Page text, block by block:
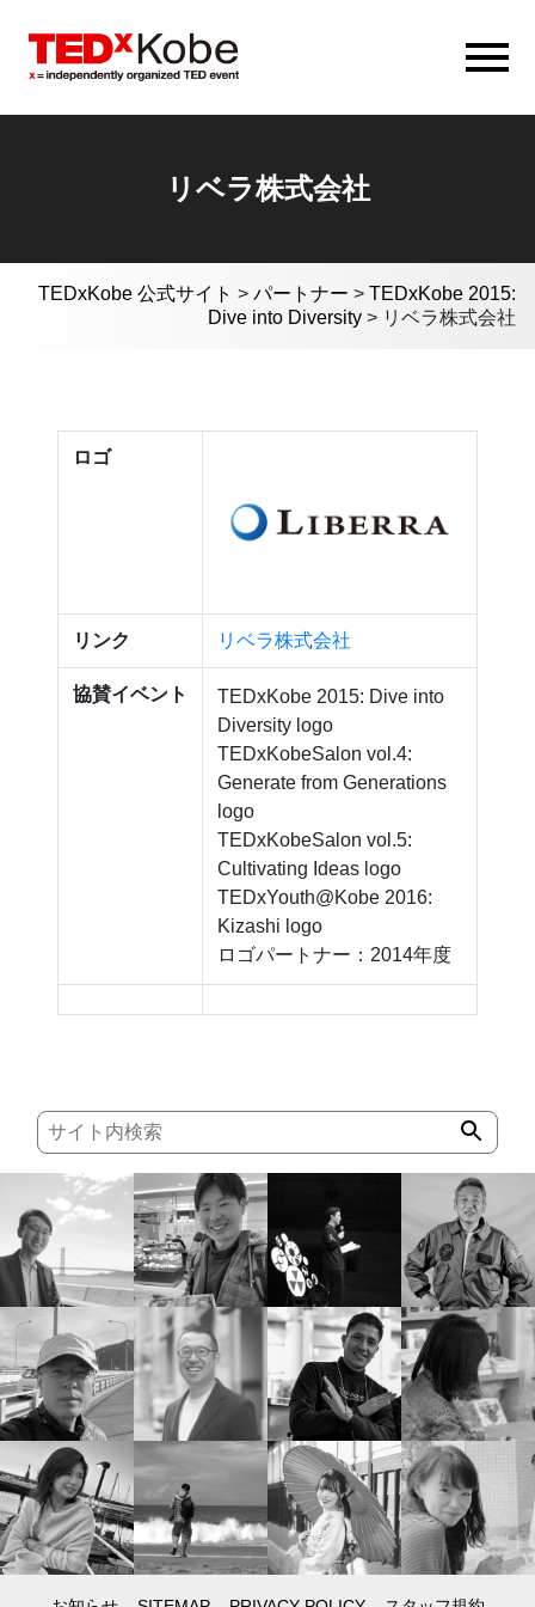
リベラ株式会社
TEDxKobe 公式サイト > パートナー > TEDxKobe 2015:
Dive into Diversity > リベラ株式会社
ロゴ
リンク リベラ株式会社
協賛イベント
TEDxKobe 2015: Dive into
Diversity logo
TEDxKobeSalon vol.4:
Generate from Generations
logo
TEDxKobeSalon vol.5:
Cultivating Ideas logo
TEDxYouth@Kobe 2016:
Kizashi logo
ロゴパートナー：2014年度